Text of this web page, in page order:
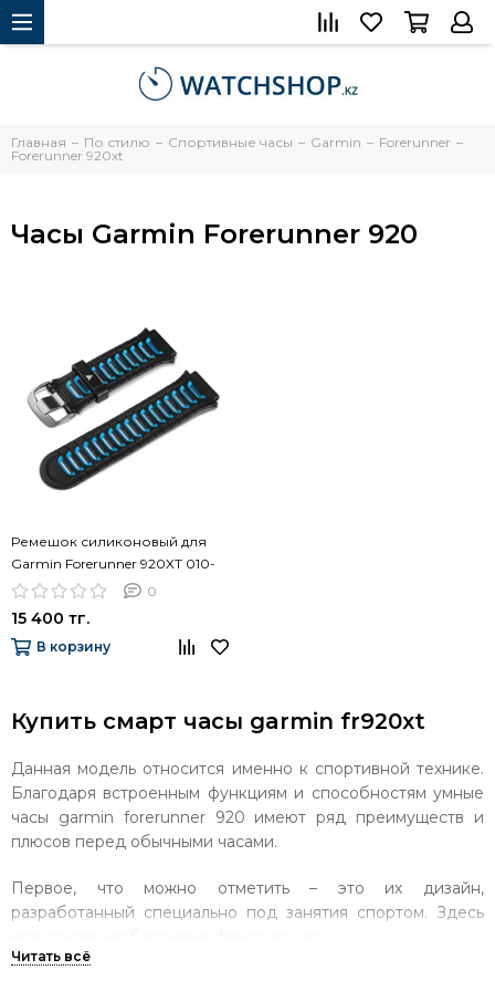
Главная По стилю Спортивные часы Garmin
Forerunner
Forerunner 920xt
Часы Garmin Forerunner 920
Ремешок силиконовый для
Garmin Forerunner 920XT 010-
11251-41
0
15 400 тг.
В корзину
Купить смарт часы garmin fr920xt
Данная модель относится именно к спортивной технике.
Благодаря встроенным функциям и способностям умные
часы garmin forerunner 920 имеют ряд преимуществ и
плюсов перед обычными часами.
Первое, что можно отметить – это их дизайн,
разработанный специально под занятия спортом. Здесь